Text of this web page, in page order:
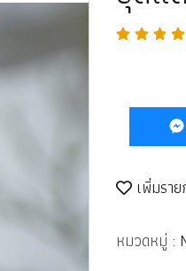
เพิ่มรา
หมวดหมู่ :